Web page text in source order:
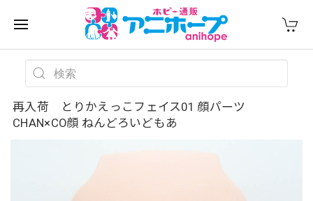
再入荷 とりかえっこフェイス01 顔パーツ
CHAN×CO顔 ねんどろいどもあ